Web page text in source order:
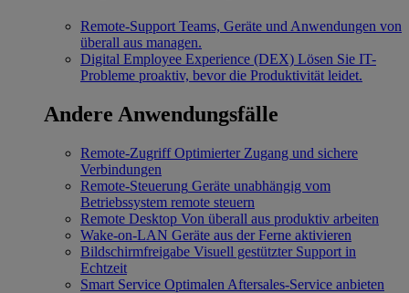
Remote-Support Teams, Geräte und Anwendungen von
überall aus managen.
Digital Employee Experience (DEX) Lösen Sie IT-
Probleme proaktiv, bevor die Produktivität leidet.
Andere Anwendungsfälle
Remote-Zugriff Optimierter Zugang und sichere
Verbindungen
Remote-Steuerung Geräte unabhängig vom
Betriebssystem remote steuern
Remote Desktop Von überall aus produktiv arbeiten
Wake-on-LAN Geräte aus der Ferne aktivieren
Bildschirmfreigabe Visuell gestützter Support in
Echtzeit
Smart Service Optimalen Aftersales-Service anbieten